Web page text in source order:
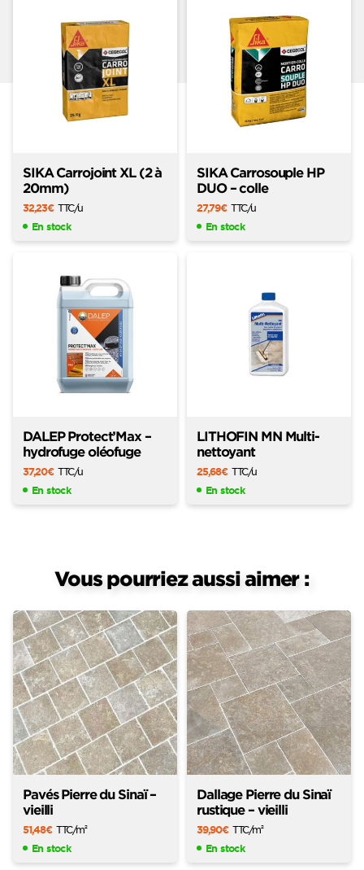
SIKA Carrojoint XL (2 à
20mm)
32,23€ TTC/u
En stock
SIKA Carrosouple HP
DUO – colle
27,79€ TTC/u
En stock
DALEP Protect’Max –
hydrofuge oléofuge
37,20€ TTC/u
En stock
LITHOFIN MN Multi-
nettoyant
25,68€ TTC/u
En stock
Vous pourriez aussi aimer :
Pavés Pierre du Sinaï –
vieilli
51,48€ TTC/m2
En stock
Dallage Pierre du Sinaï
rustique – vieilli
39,90€ TTC/m2
En stock